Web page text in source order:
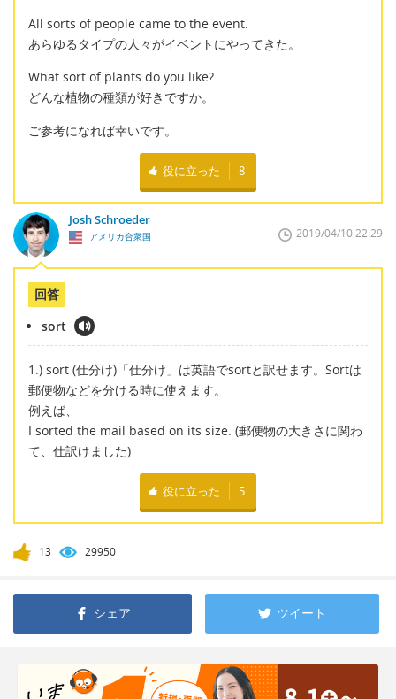
All sorts of people came to the event.
あらゆるタイプの人々がイベントにやってきた。
What sort of plants do you like?
どんな植物の種類が好きですか。
ご参考になれば幸いです。
役に立った 8
Josh Schroeder
アメリカ合衆国 2019/04/10 22:29
回答
sort
1.) sort (仕分け)「仕分け」は英語でsortと訳せます。Sortは
郵便物などを分ける時に使えます。
例えば、
I sorted the mail based on its size. (郵便物の大きさに関わ
て、仕訳けました)
役に立った 5
13 29950
シェア ツイート